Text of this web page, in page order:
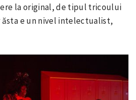
la original, de tipul tricoului
ăsta e un nivel intelectualist,